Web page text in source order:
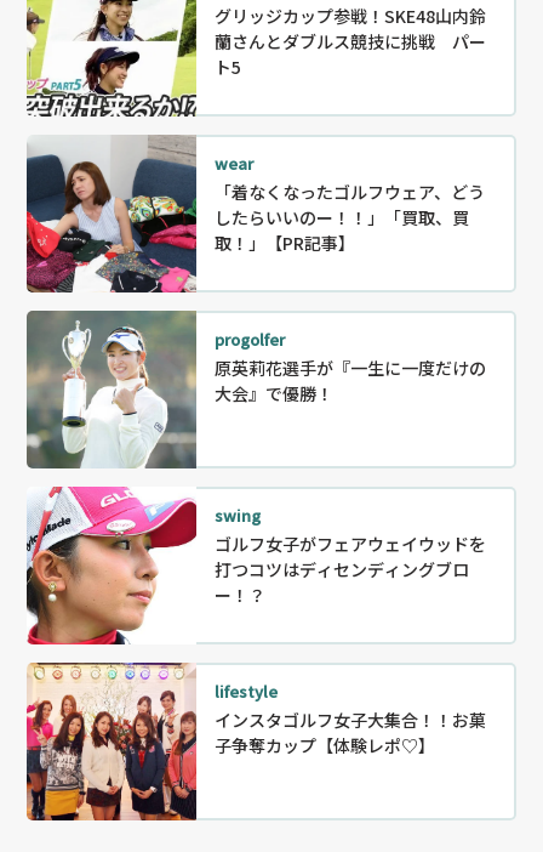
グリッジカップ参戦！SKE48山内鈴
蘭さんとダブルス競技に挑戦 パー
ト5
wear
「着なくなったゴルフウェア、どう
したらいいのー！！」「買取、買
取！」【PR記事】
progolfer
原英莉花選手が『一生に一度だけの
大会』で優勝！
swing
ゴルフ女子がフェアウェイウッドを
打つコツはディセンディングブロ
ー！？
lifestyle
インスタゴルフ女子大集合！！お菓
子争奪カップ【体験レポ♡】